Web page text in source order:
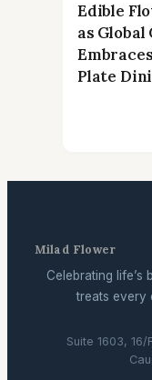
Edible
as Global
Plate
Milad Flower
Celebrating
treats every
Suite 1603,